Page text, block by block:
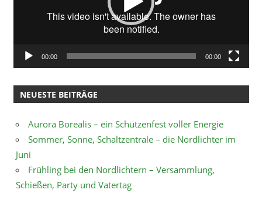
00:00 00:00
NEUESTE BEITRÄGE
Aurora Borealis – ein Schützenfest voller Energie
Sommer, Sonne, Schaltzentrale – die Nordlichter im
Juni
Frühling bei den Nordlichtern – Versammlung,
Schießen, Party und Vatertag